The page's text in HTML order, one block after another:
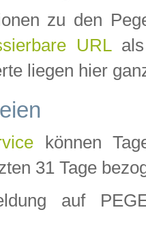
zu den
URLals
liegen hier
können
31 Tage
auf